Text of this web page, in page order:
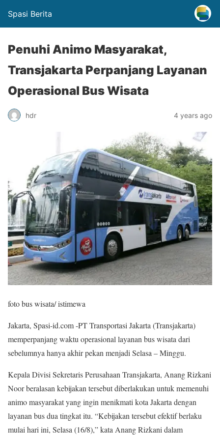
Spasi Berita
Penuhi Animo Masyarakat,
Transjakarta Perpanjang Layanan
Operasional Bus Wisata
hdr 4 years ago
foto bus wisata/ istimewa
Jakarta, Spasi-id.com -PT Transportasi Jakarta (Transjakarta)
memperpanjang waktu operasional layanan bus wisata dari
sebelumnya hanya akhir pekan menjadi Selasa – Minggu.
Kepala Divisi Sekretaris Perusahaan Transjakarta, Anang Rizkani
Noor beralasan kebijakan tersebut diberlakukan untuk memenuhi
animo masyarakat yang ingin menikmati kota Jakarta dengan
layanan bus dua tingkat itu. “Kebijakan tersebut efektif berlaku
mulai hari ini, Selasa (16/8),” kata Anang Rizkani dalam